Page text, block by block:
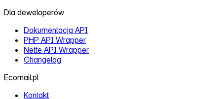
Dla deweloperów
Dokumentacja API
PHP API Wrapper
Nette API Wrapper
Changelog
Ecomail.pl
Kontakt